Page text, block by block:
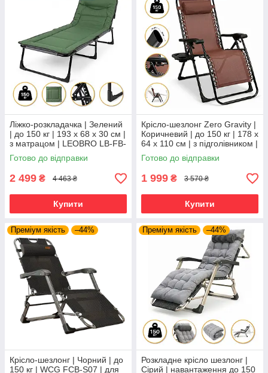
Ліжко-розкладачка | Зелений
| до 150 кг | 193 х 68 х 30 см |
з матрацом | LEOBRO LB-FB-
S1-GRN | для дому, дачі та
кемпінгу
Готово до відправки
2 499 ₴ 4 463 ₴
Купити
Крісло-шезлонг Zero Gravity |
Коричневий | до 150 кг | 178 х
64 х 110 см | з підголівником |
LEOBRO LB-ZGC-G2-BRN |
для дому, дачі
Готово до відправки
1 999 ₴ 3 570 ₴
Купити
Преміум якість –44%
Крісло-шезлонг | Чорний | до
150 кг | WCG FCB-S07 | для
Преміум якість –44%
Розкладне крісло шезлонг |
Сірий | навантаження до 150